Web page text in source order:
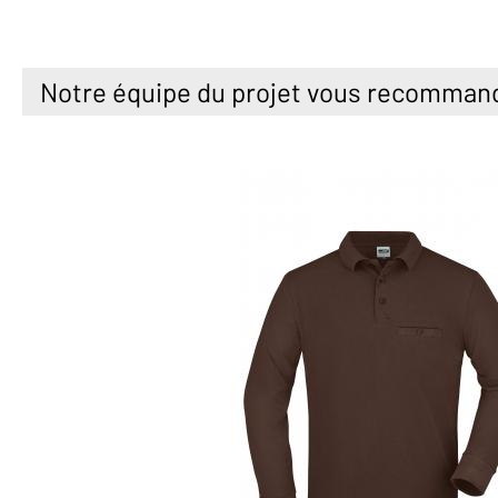
Notre équipe du projet vous